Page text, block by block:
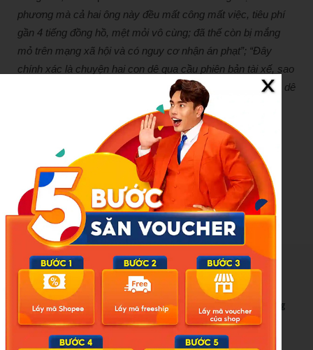
phương mà cả hai ông này đều mất công mất việc, tiêu phí
gần 4 tiếng đồng hồ, mệt mỏi vô cùng; đã thế còn bị mắng
mỏ trên mạng xã hội và có nguy cơ nhận án phạt”; “Đây
chính xác là chuyện hai con dê qua cầu phiên bản tài xế, sao
là con người mà còn vô tri, vô minh hơn cả hai chú dê đen dê
https://vtcnews.vn/bi-hai-2-con-de-qua-cau-phien-
ban-tai-xe-giang-co-4-gio-khong-ai-tranh-duong-
ar962276.html
New Posts
Bão số 3 hình thành trên Biển Đông: Vì sao không ảnh hưởng
đất liền vẫn cần cảnh giác cao độ?